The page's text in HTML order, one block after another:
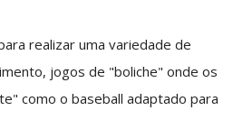
realizar uma variedade de
jogos de "boliche" onde os
como o baseball adaptado para